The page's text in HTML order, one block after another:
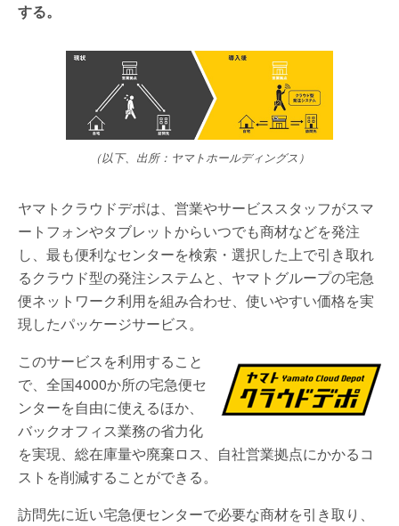
する。
（以下、出所：ヤマトホールディングス）
ヤマトクラウドデポは、営業やサービススタッフがスマ
ートフォンやタブレットからいつでも商材などを発注
し、最も便利なセンターを検索・選択した上で引き取れ
るクラウド型の発注システムと、ヤマトグループの宅急
便ネットワーク利用を組み合わせ、使いやすい価格を実
現したパッケージサービス。
このサービスを利用すること
で、全国4000か所の宅急便セ
ンターを自由に使えるほか、
バックオフィス業務の省力化
を実現、総在庫量や廃棄ロス、自社営業拠点にかかるコ
ストを削減することができる。
訪問先に近い宅急便センターで必要な商材を引き取り、